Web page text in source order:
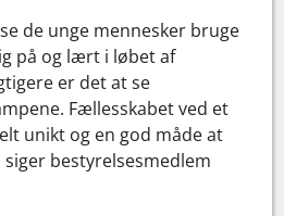
de unge mennesker bruge
på og lært i løbet af
er det at se
Fællesskabet ved et
unikt og en god måde at
bestyrelsesmedlem